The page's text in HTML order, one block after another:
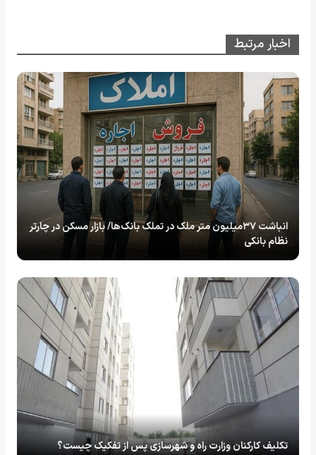
اخبار مرتبط
انباشت ۳۷میلیون متر ملک در تملک بانک‌ها/ بازار مسکن در چارتر
نظام بانکی
تکلیف کارکنان وزارت راه و شهرسازی پس از تفکیک چیست؟